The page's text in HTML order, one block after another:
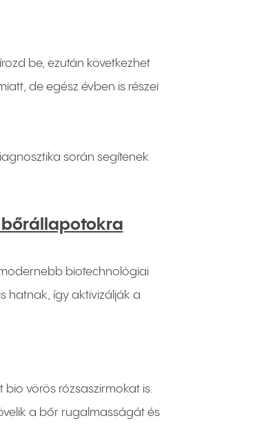
be, ezután következhet
de egész évben is részei
során segítenek
bőrállapotokra
biotechnológiai
hatnak, így aktivizálják a
vörös rózsaszirmokat is.
a bőr rugalmasságát és